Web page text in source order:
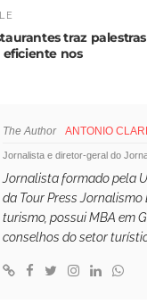
traz
nos
The Author ANTONIO
Jornalista e diretor-geral do
Jornalista formado pela
da Tour Press
turismo, possui MBA em
conselhos do setor